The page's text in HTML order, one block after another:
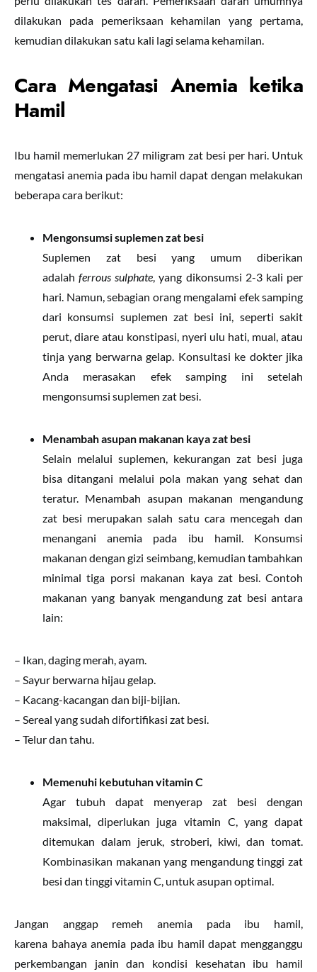
dilakukan pada pemeriksaan kehamilan yang pertama,
kemudian dilakukan satu kali lagi selama kehamilan.
Cara Mengatasi Anemia ketika
Hamil
Ibu hamil memerlukan 27 miligram zat besi per hari. Untuk
mengatasi anemia pada ibu hamil dapat dengan melakukan
beberapa cara berikut:
Mengonsumsi suplemen zat besi
Suplemen zat besi yang umum diberikan
adalahferrous sulphate, yang dikonsumsi 2-3 kali per
hari. Namun, sebagian orang mengalami efek samping
dari konsumsi suplemen zat besi ini, seperti sakit
perut, diare atau konstipasi, nyeri ulu hati, mual, atau
tinja yang berwarna gelap. Konsultasi ke dokter jika
Anda merasakan efek samping ini setelah
mengonsumsi suplemen zat besi.
Menambah asupan makanan kaya zat besi
Selain melalui suplemen, kekurangan zat besi juga
bisa ditangani melalui pola makan yang sehat dan
teratur. Menambah asupan makanan mengandung
zat besi merupakan salah satu cara mencegah dan
menangani anemia pada ibu hamil. Konsumsi
makanan dengan gizi seimbang, kemudian tambahkan
minimal tiga porsi makanan kaya zat besi. Contoh
makanan yang banyak mengandung zat besi antara
lain:
– Ikan, daging merah, ayam.
– Sayur berwarna hijau gelap.
– Kacang-kacangan dan biji-bijian.
– Sereal yang sudah difortifikasi zat besi.
– Telur dan tahu.
Memenuhi kebutuhan vitamin C
Agar tubuh dapat menyerap zat besi dengan
maksimal, diperlukan juga vitamin C, yang dapat
ditemukan dalam jeruk, stroberi, kiwi, dan tomat.
Kombinasikan makanan yang mengandung tinggi zat
besi dan tinggi vitamin C, untuk asupan optimal.
Jangan anggap remeh anemia pada ibu hamil,
karena bahaya anemia pada ibu hamil dapat mengganggu
perkembangan janin dan kondisi kesehatan ibu hamil